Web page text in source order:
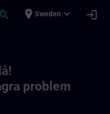
search place Sweden expand_more login
problem